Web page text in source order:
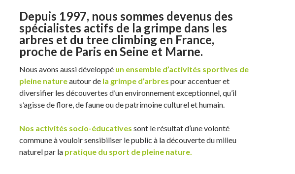
Depuis 1997, nous sommes devenus des
spécialistes actifs de la grimpe dans les
arbres et du tree climbing en France,
proche de Paris en Seine et Marne.
Nous avons aussi développé un ensemble d’activités sportives de
pleine natureautour de la grimpe d’arbres pour accentuer et
diversifier les découvertes d’un environnement exceptionnel, qu’il
s’agisse de flore, de faune ou de patrimoine culturel et humain.
Nos activités socio-éducatives sont le résultat d’une volonté
commune à vouloir sensibiliser le public à la découverte du milieu
naturel par la pratique du sport de pleine nature.